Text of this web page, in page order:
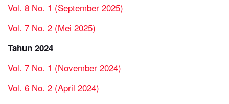
Vol. 8 No. 1 (September 2025)
Vol. 7 No. 2 (Mei 2025)
Tahun 2024
Vol. 7 No. 1 (November 2024)
Vol. 6 No. 2 (April 2024)